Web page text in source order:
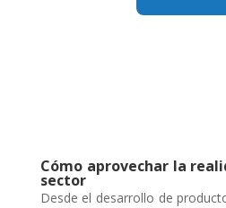
Cómo aprovechar la
sector
Desde el desarrollo de